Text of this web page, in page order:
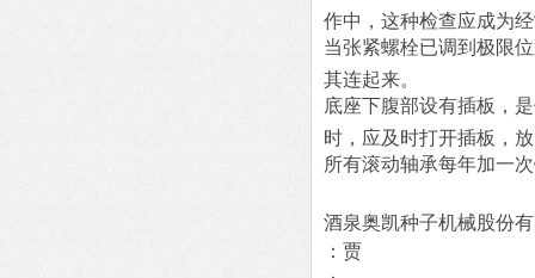
作中，这种检查应成为
当张紧螺栓已调到极限
其连起来。
底座下腹部设有插板，
时，应及时打开插板，
所有滚动轴承每年加一
酒泉奥凯种子机械股份
：贾